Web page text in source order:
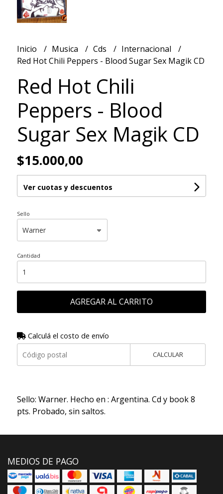
Inicio Musica Cds
Internacional
Red Hot Chili Peppers - Blood Sugar Sex Magik CD
Red Hot Chili
Peppers - Blood
Sugar Sex Magik CD
$15.000,00
Ver cuotas y descuentos
Sello
Cantidad
AGREGAR AL CARRITO
Calculá el costo de envío
CALCULAR
Sello: Warner. Hecho en : Argentina. Cd y book 8
pts. Probado, sin saltos.
MEDIOS DE PAGO